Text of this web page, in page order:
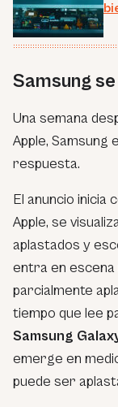
Samsung
Una semana
Apple, Samsung
respuesta.
El anuncio inicia
Apple, se
aplastados y
entra en escena
parcialmente
tiempo que lee
Samsung
emerge en
puede ser